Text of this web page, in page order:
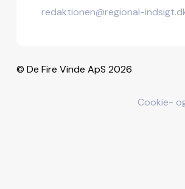
redaktionen@regional-
© De Fire Vinde ApS 2026
Cookie-